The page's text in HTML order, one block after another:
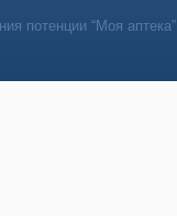
потенции “Моя